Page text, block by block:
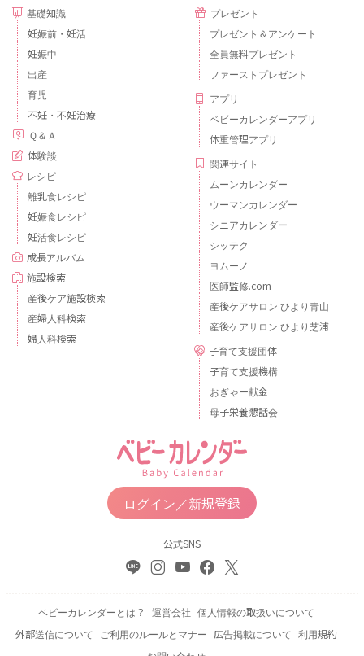
基礎知識
妊娠前・妊活
妊娠中
出産
育児
不妊・不妊治療
Ｑ＆Ａ
体験談
レシピ
離乳食レシピ
妊娠食レシピ
妊活食レシピ
成長アルバム
施設検索
産後ケア施設検索
産婦人科検索
婦人科検索
プレゼント
プレゼント＆アンケート
全員無料プレゼント
ファーストプレゼント
アプリ
ベビーカレンダーアプリ
体重管理アプリ
関連サイト
ムーンカレンダー
ウーマンカレンダー
シニアカレンダー
シッテク
ヨムーノ
医師監修.com
産後ケアサロン ひより青山
産後ケアサロン ひより芝浦
子育て支援団体
子育て支援機構
おぎゃー献金
母子栄養懇話会
ログイン／新規登録
公式SNS
ベビーカレンダーとは？ 運営会社 個人情報の取扱いについて
外部送信について
ご利用のルールとマナー 広告掲載について 利用規約